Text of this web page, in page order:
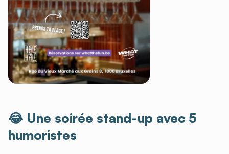
😂 Une soirée stand-up avec 5
humoristes